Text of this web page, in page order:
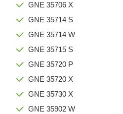
GNE 35706 X
GNE 35714 S
GNE 35714 W
GNE 35715 S
GNE 35720 P
GNE 35720 X
GNE 35730 X
GNE 35902 W